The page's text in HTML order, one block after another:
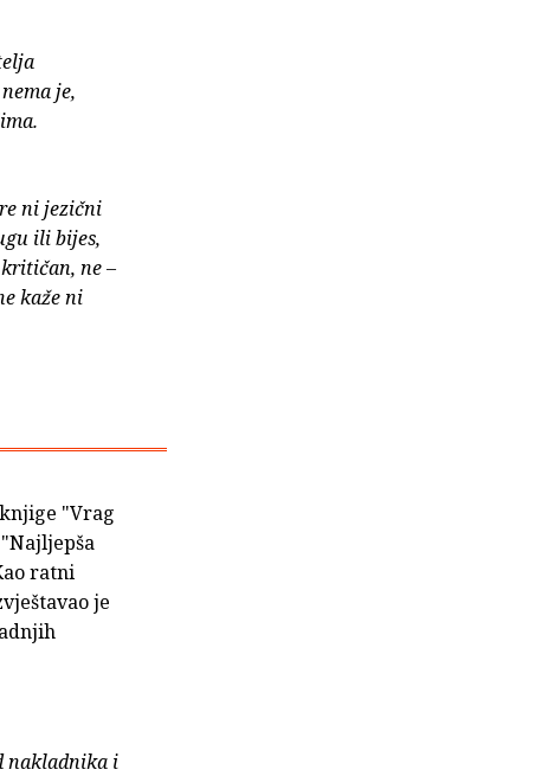
je,
ni jezični
ili bijes,
ne –
kaže ni
"Vrag
ratni
je
nakladnika i